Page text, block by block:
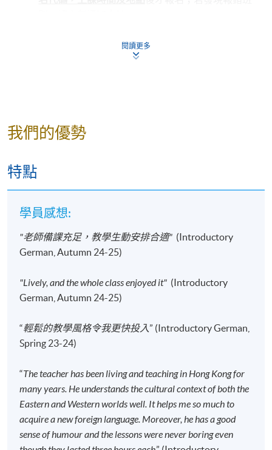
。除課程資料更改外，本院將不會另發上課
程，除非對公告的細節有所更改。
報名代碼
2445-2888AW
開課日期
2026年9月16日 (星期三)
地點
HKU SPACE Po Leung Kuk Stanley Ho
Community College (HPSHCC) Campus, 66
現時接受報名
報名代碼
2445-2890AW
開課日期
2026年9月18日 (星期五)
時間
6:45pm - 9:45pm
地點
Kowloon East Campus, 28 Wang Hoi Road,
Kowloon Bay, Kowloon.
閱讀更多
我們的優勢
特點
學員感想:
"老師備課充足，教學生動安排合適" (Introductory
German, Autumn 24-25)
"Lively, and the whole class enjoyed it" (Introductory
German, Autumn 24-25)
“輕鬆的教學風格令我更快投入” (Introductory German,
Spring 23-24)
“The teacher has been living and teaching in Hong Kong for
many years. He understands the cultural context of both the
Eastern and Western worlds well. It helps me so much to
acquire a new foreign language. Moreover, he has a good
sense of humour and the lessons were never boring even